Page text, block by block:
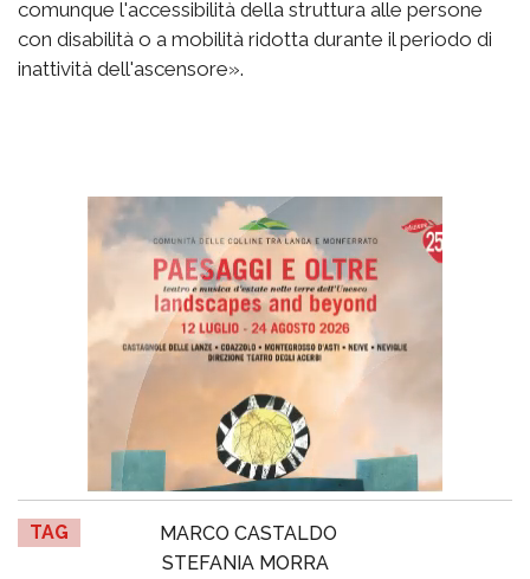
comunque l'accessibilità della struttura alle persone
con disabilità o a mobilità ridotta durante il periodo di
inattività dell'ascensore».
TAG
MARCO CASTALDO
STEFANIA MORRA